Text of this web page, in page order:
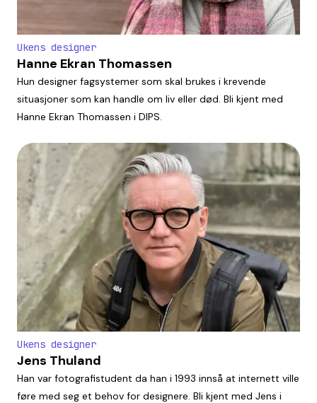
Ukens designer
Hanne Ekran Thomassen
Hun designer fagsystemer som skal brukes i krevende
situasjoner som kan handle om liv eller død. Bli kjent med
Hanne Ekran Thomassen i DIPS.
Ukens designer
Jens Thuland
Han var fotografistudent da han i 1993 innså at internett ville
føre med seg et behov for designere. Bli kjent med Jens i